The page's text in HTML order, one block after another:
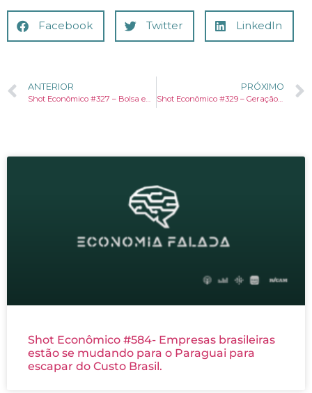
Facebook Twitter LinkedIn
ANTERIOR PRÓXIMO
Shot Econômico #329 – Geração Prateada: a força de trabalho que mais cresce no Brasil
Shot Econômico #584- Empresas brasileiras
estão se mudando para o Paraguai para
escapar do Custo Brasil.